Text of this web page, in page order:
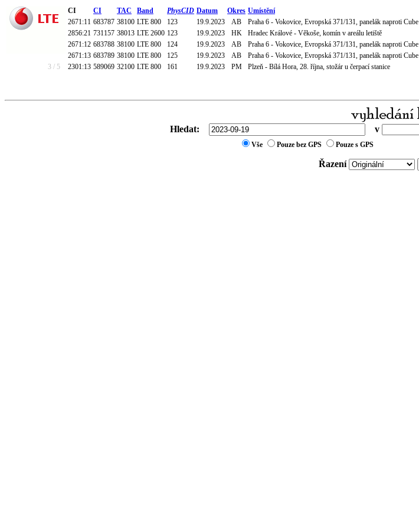
CI CI TAC Band PhysCID Datum Okres Umístění
2671:11 683787 38100 LTE 800 123 19.9.2023 AB Praha 6 - Vokovice, Evropská 371/131, panelák naproti Cube
2856:21 731157 38013 LTE 2600 123 19.9.2023 HK Hradec Králové - Věkoše, komín v areálu letiště
2671:12 683788 38100 LTE 800 124 19.9.2023 AB Praha 6 - Vokovice, Evropská 371/131, panelák naproti Cube
2671:13 683789 38100 LTE 800 125 19.9.2023 AB Praha 6 - Vokovice, Evropská 371/131, panelák naproti Cube
3 / 5
2301:13 589069 32100 LTE 800 161 19.9.2023 PM Plzeň - Bílá Hora, 28. října, stožár u čerpací stanice
Hledat: v
Vše Pouze bez GPS Pouze s GPS
Řazení